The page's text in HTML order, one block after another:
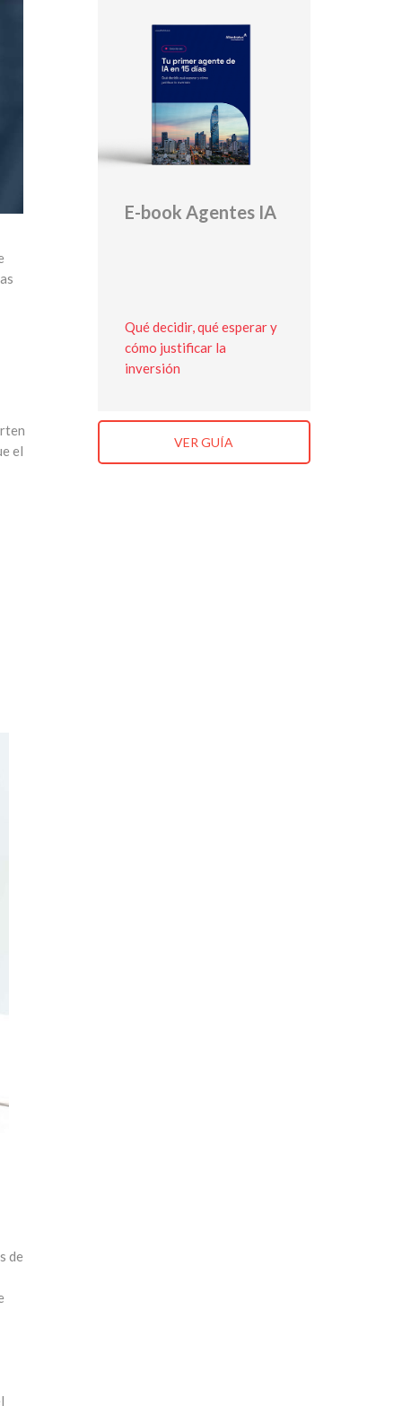
el
de
E-book Agentes IA
Qué decidir, qué esperar y
cómo justificar la
inversión
VER GUÍA